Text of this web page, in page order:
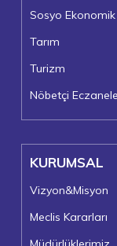
Sosyo Ekonomik
Tarım
Turizm
Nöbetçi
KURUMSAL
Vizyon&Misyon
Meclis Kararları